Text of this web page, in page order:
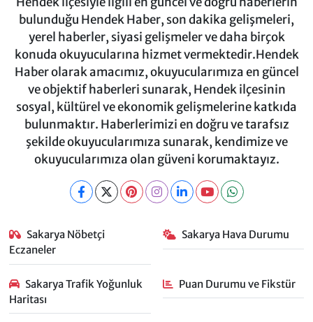
bulunduğu Hendek Haber, son dakika gelişmeleri,
yerel haberler, siyasi gelişmeler ve daha birçok
konuda okuyucularına hizmet vermektedir.Hendek
Haber olarak amacımız, okuyucularımıza en güncel
ve objektif haberleri sunarak, Hendek ilçesinin
sosyal, kültürel ve ekonomik gelişmelerine katkıda
bulunmaktır. Haberlerimizi en doğru ve tarafsız
şekilde okuyucularımıza sunarak, kendimize ve
okuyucularımıza olan güveni korumaktayız.
Sakarya Nöbetçi
Eczaneler
Sakarya Hava Durumu
Sakarya Trafik Yoğunluk
Haritası
Puan Durumu ve Fikstür